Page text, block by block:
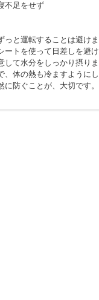
不足をせず
っと運転することは避け
ートを使って日差しを避
して水分をしっかり摂り
、体の熱も冷ますように
防ぐことが、大切です。